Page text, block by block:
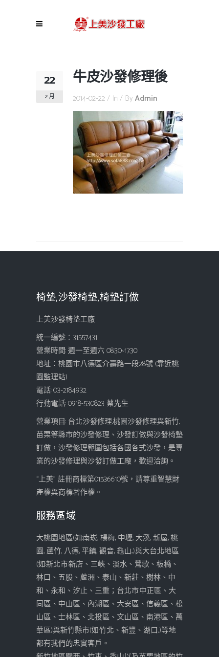
22
2 月
牛皮沙發修理後
2014-02-22 In By Admin
椅墊,沙發椅墊,椅墊訂做
上美沙發椅墊工廠
統一編號：31557431
營業時間: 週一至週六 08:30~17:30
地址：桃園市八德區介壽路一段28號 (靠近桃
園監理站)
電話: 03-2184932
行動電話: 0918-530823 蔡先生
營業項目: 台北沙發修理,桃園沙發修理與新竹,
苗栗等縣市的沙發修理、沙發訂做與沙發椅墊
訂做，沙發修理範圍包括各國各式沙發，是專
業的沙發修理與沙發訂做工廠，歡迎洽詢。
“上美” 註冊商標第01536610號，請尊重智慧財
產權與商標著作權。
服務區域
大桃園地區(如:南崁, 楊梅, 中壢, 大溪, 新屋, 桃
園, 蘆竹, 八德, 平鎮, 觀音, 龜山...)與大台北地區
(如:新北市:新店、三峽、淡水、鶯歌、板橋、
林口、五股、蘆洲、泰山、新莊、樹林、中
和、永和、汐止、三重；台北市:中正區、大
同區、中山區、內湖區、大安區、信義區、松
山區、士林區、北投區、文山區、南港區、萬
華區)與新竹縣市(如:竹北、新豐、湖口...)等地
都有我們的忠實客戶。